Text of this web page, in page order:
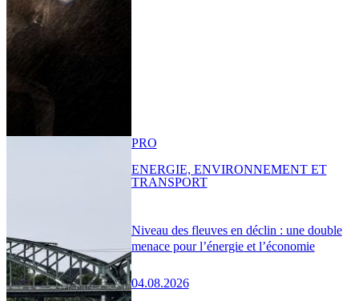
Niveau des fleuves en déclin : une double
menace pour l’énergie et l’économie
04.08.2026
PRO
ENERGIE, ENVIRONNEMENT ET
TRANSPORT